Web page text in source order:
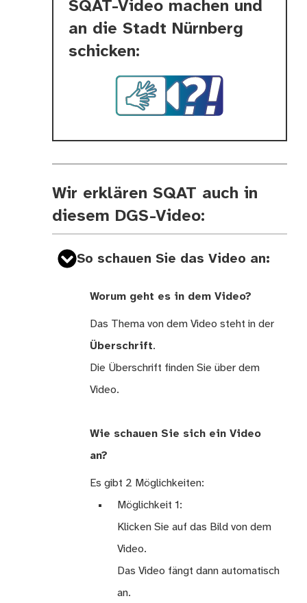
SQAT-Video machen und
an die Stadt Nürnberg
schicken:
Wir erklären SQAT auch in
diesem DGS-Video:
So schauen Sie das Video an:
Worum geht es in dem Video?
Das Thema von dem Video steht in der
Überschrift.
Die Überschrift finden Sie über dem
Video.
Wie schauen Sie sich ein Video
an?
Es gibt 2 Möglichkeiten:
Möglichkeit 1:
Klicken Sie auf das Bild von dem
Video.
Das Video fängt dann automatisch
an.